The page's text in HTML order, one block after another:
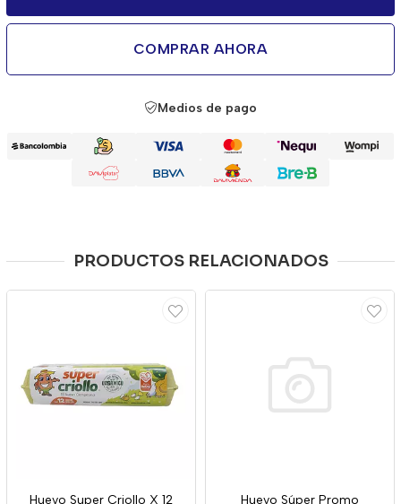
COMPRAR AHORA
Medios de pago
PRODUCTOS RELACIONADOS
Huevo Super Criollo X 12 Huevo Súper Promo